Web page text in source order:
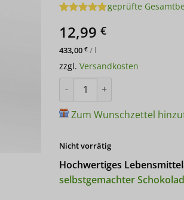
mit
4.8
von 5,
basierend
Kundenbewertungen
geprüfte
12,99 €
433,00 € / l
zzgl. Versandkosten
Pure Flavour KARAMEL
Zum Wunschzettel
Nicht vorrätig
Hochwertiges
selbstgemachter